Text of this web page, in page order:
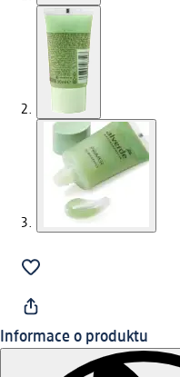
Informace o produktu